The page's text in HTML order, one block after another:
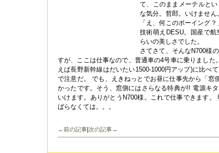
て、このままメーテルと
な気分。哲郎。いけませ
「え、何このボーイング
技術萌えDESU。国産で
らいの美しさでした。
さてさて、そんなN700様
すが、ここは仕事なので、普通車の4号車に乗りました
えば長野新幹線はだいたい1500-1000円アップ)に比べ
で注意だ。 でも、えきねっとでお昼に仕事先から「窓
かったです。そう、窓側にはさらなる特典が!! 電源キ
いけます。ありがとうN700様。これで仕事できます
ばらなくては。。。
←前の記事 次の記事→